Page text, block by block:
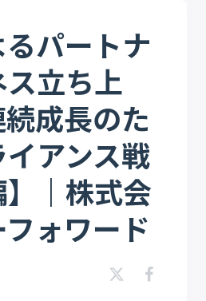
パートナ
立ち上
成長のた
アンス戦
｜株式会
ォワード